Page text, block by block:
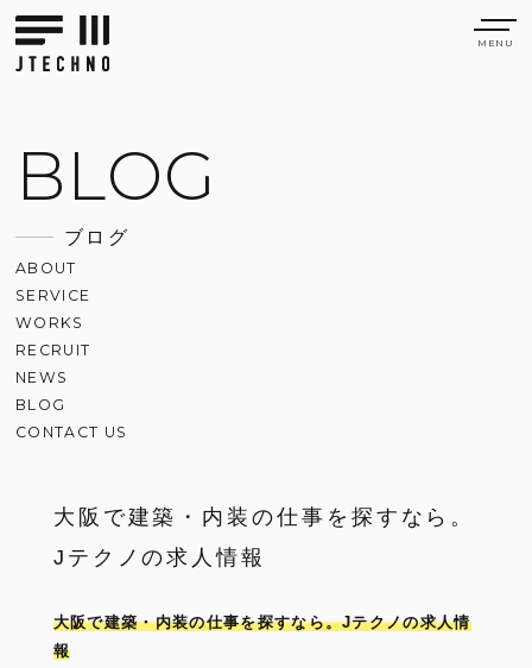
BLOG
ブログ
ABOUT
SERVICE
WORKS
RECRUIT
NEWS
BLOG
CONTACT US
大阪で建築・内装の仕事を探すなら。
Jテクノの求人情報
大阪で建築・内装の仕事を探すなら。Jテクノの求人情
報